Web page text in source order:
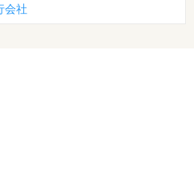
会社